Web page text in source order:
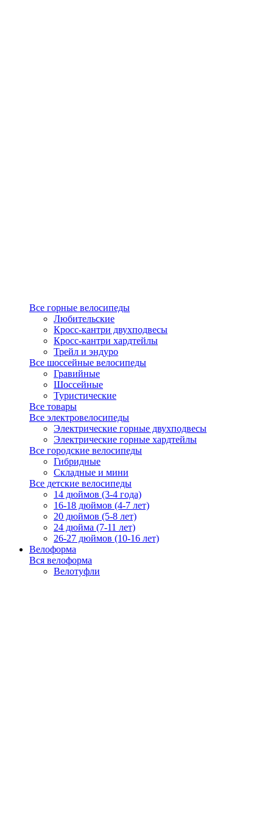
Все горные велосипеды
Любительские
Кросс-кантри двухподвесы
Кросс-кантри хардтейлы
Трейл и эндуро
Все шоссейные велосипеды
Гравийные
Шоссейные
Туристические
Все товары
Все электровелосипеды
Электрические горные двухподвесы
Электрические горные хардтейлы
Все городские велосипеды
Гибридные
Складные и мини
Все детские велосипеды
14 дюймов (3-4 года)
16-18 дюймов (4-7 лет)
20 дюймов (5-8 лет)
24 дюйма (7-11 лет)
26-27 дюймов (10-16 лет)
Велоформа
Вся велоформа
Велотуфли